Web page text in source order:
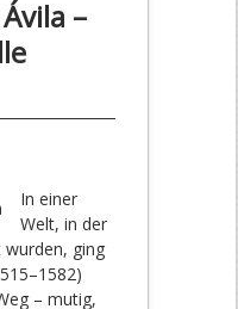
–
In einer
Welt, in der
ging
– mutig,